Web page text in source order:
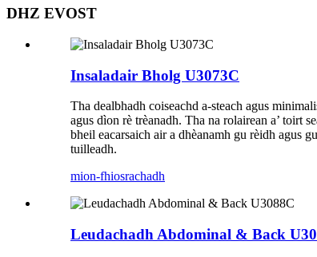
DHZ EVOST
Insaladair Bholg U3073C
Tha dealbhadh coiseachd a-steach agus
agus dìon rè trèanadh. Tha na rolairean a’ toirt
bheil eacarsaich air a dhèanamh gu rèidh agus
tuilleadh.
mion-fhiosrachadh
Leudachadh Abdominal & Back